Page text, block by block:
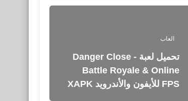
العاب
تحميل لعبة Danger Close -
Battle Royale & Online
FPS للأيفون والأندرويد XAPK